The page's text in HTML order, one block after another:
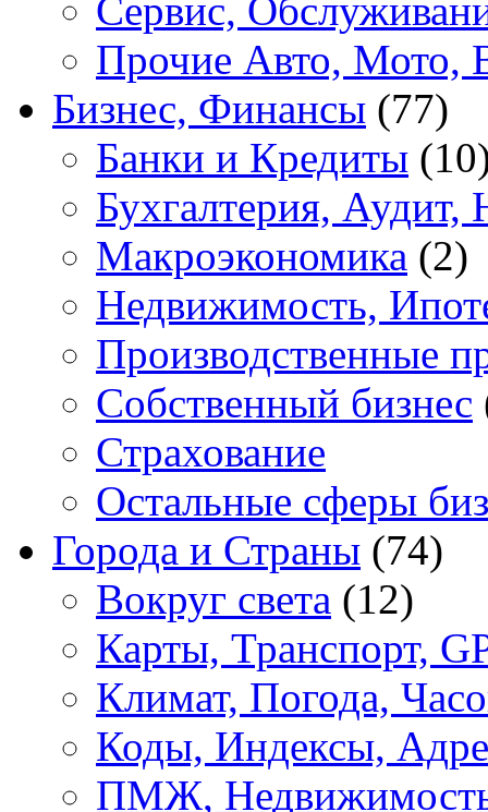
Сервис,
Прочие Авто, Мото,
Бизнес, Финансы (77)
Банки и Кредиты
Бухгалтерия, Аудит,
Макроэкономика (2)
Недвижимость,
Производственные
Собственный бизнес
Страхование
Остальные сферы
Города и Страны (74)
Вокруг света (12)
Карты, Транспорт,
Климат, Погода,
Коды, Индексы,
ПМЖ,